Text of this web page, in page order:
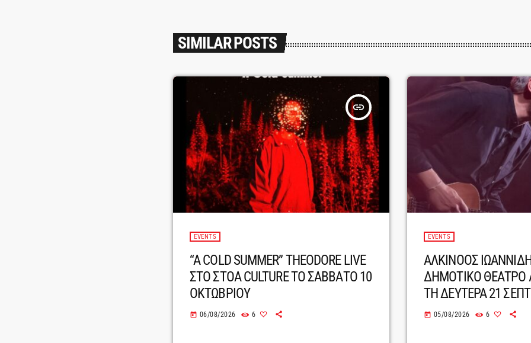
SIMILAR POSTS
insert_link
EVENTS
“A COLD SUMMER” THEODORE LIVE
ΣΤΟ ΣΤΟΑ CULTURE ΤΟ ΣΑΒΒΑΤΟ 10
ΟΚΤΩΒΡΙΟΥ
today 06/08/2026 6
EVENTS
ΑΛΚΙΝΟΟΣ
ΔΗΜΟΤΙΚΟ ΘΕΑΤΡΟ
ΤΗ ΔΕΥΤΕΡΑ 21
today 05/08/2026 6